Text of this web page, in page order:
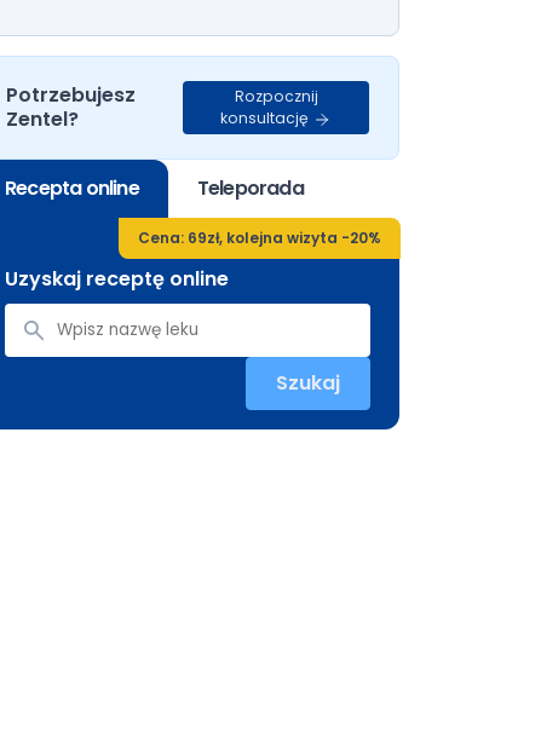
Potrzebujesz
Zentel?
Rozpocznij
konsultację
Recepta online Teleporada
Cena: 69zł, kolejna wizyta -20%
Uzyskaj receptę online
Szukaj